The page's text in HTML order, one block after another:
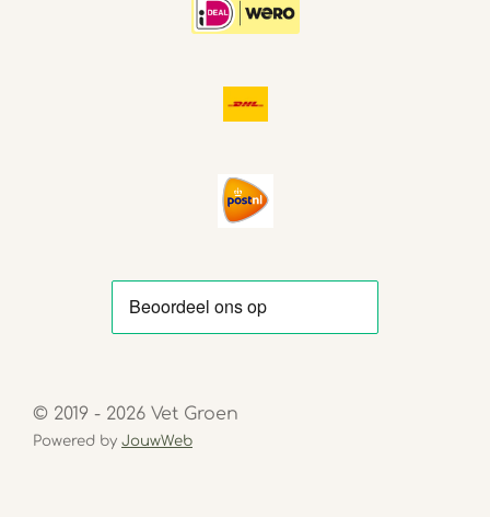
© 2019 - 2026 Vet Groen
Powered by JouwWeb